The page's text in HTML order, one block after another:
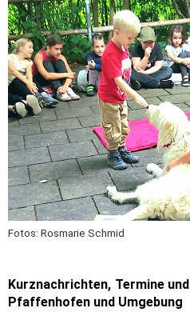
Fotos: Rosmarie Schmid
Kurznachrichten, Termine
Pfaffenhofen und Umgebung